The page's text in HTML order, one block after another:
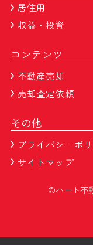
居住用
収益・投資
コンテンツ
不動産売却
売却査定依頼
その他
プライバシーポ
サイトマップ
©ハート不